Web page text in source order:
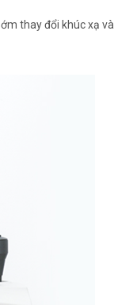
thay đổi khúc xạ và